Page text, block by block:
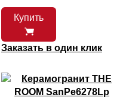
Купить
Заказать в один клик